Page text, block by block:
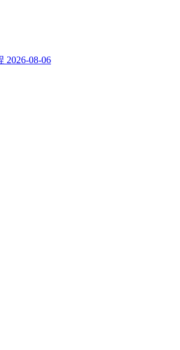
2026-08-06